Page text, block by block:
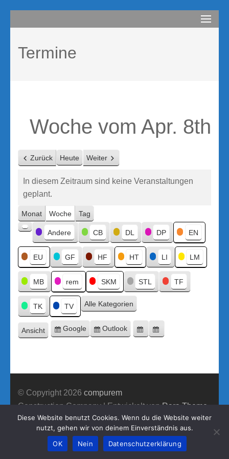
Inhalt
(Enter
drücken)
compurem
Termine
Woche vom Apr. 8th
Zurück Heute Weiter
In diesem Zeitraum sind keine Veranstaltungen
geplant.
Monat Woche Tag
Kategorien
Kategorie
ohne
Titel
Andere CB DL DP EN
EU GF HF HT LI LM
MB rem SKM STL TF
TK TV Alle Kategorien
Ansicht ausdrucken
Eintragen
Google
Eintragen
Outlook
Google-
© Copyright 2026 compurem
Construction Company | Entwickelt von Rara Theme
Präsentiert von WordPress.
Diese Website benutzt Cookies. Wenn du die Website weiter
nutzt, gehen wir von deinem Einverständnis aus.
OK
Nein Datenschutzerklärung